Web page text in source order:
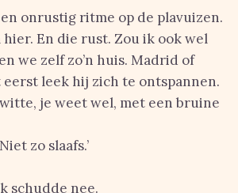
onrustig ritme op de plavuizen.
En die rust. Zou ik ook wel
we zelf zo’n huis. Madrid of
leek hij zich te ontspannen.
je weet wel, met een bruine
zo slaafs.’
schudde nee.